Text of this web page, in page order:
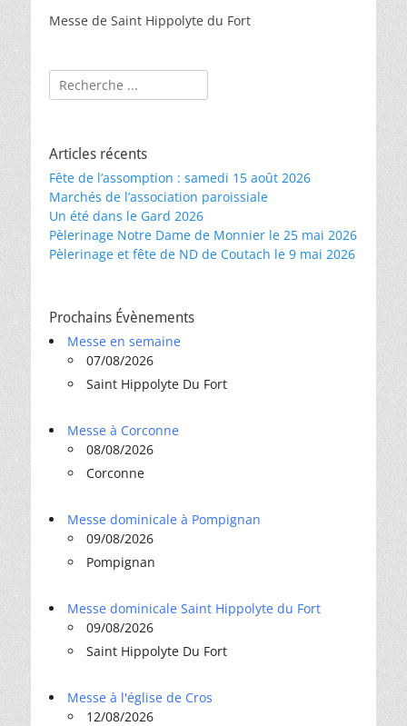
Messe de Saint Hippolyte du Fort
Rechercher :
Articles récents
Fête de l’assomption : samedi 15 août 2026
Marchés de l’association paroissiale
Un été dans le Gard 2026
Pèlerinage Notre Dame de Monnier le 25 mai 2026
Pèlerinage et fête de ND de Coutach le 9 mai 2026
Prochains Évènements
Messe en semaine
07/08/2026
Saint Hippolyte Du Fort
Messe à Corconne
08/08/2026
Corconne
Messe dominicale à Pompignan
09/08/2026
Pompignan
Messe dominicale Saint Hippolyte du Fort
09/08/2026
Saint Hippolyte Du Fort
Messe à l'église de Cros
12/08/2026